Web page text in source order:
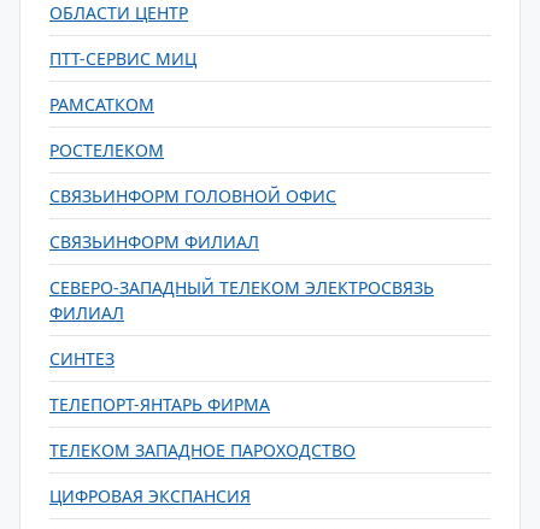
ОБЛАСТИ ЦЕНТР
ПТТ-СЕРВИС МИЦ
РАМСАТКОМ
РОСТЕЛЕКОМ
СВЯЗЬИНФОРМ ГОЛОВНОЙ ОФИС
СВЯЗЬИНФОРМ ФИЛИАЛ
СЕВЕРО-ЗАПАДНЫЙ ТЕЛЕКОМ ЭЛЕКТРОСВЯЗЬ
ФИЛИАЛ
СИНТЕЗ
ТЕЛЕПОРТ-ЯНТАРЬ ФИРМА
ТЕЛЕКОМ ЗАПАДНОЕ ПАРОХОДСТВО
ЦИФРОВАЯ ЭКСПАНСИЯ